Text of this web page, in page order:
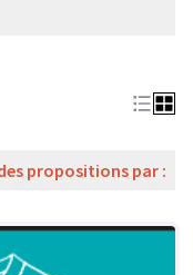
propositions par :